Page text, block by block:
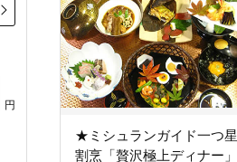
円
★ミシュランガイド一つ星
割烹「贅沢極上ディナー」